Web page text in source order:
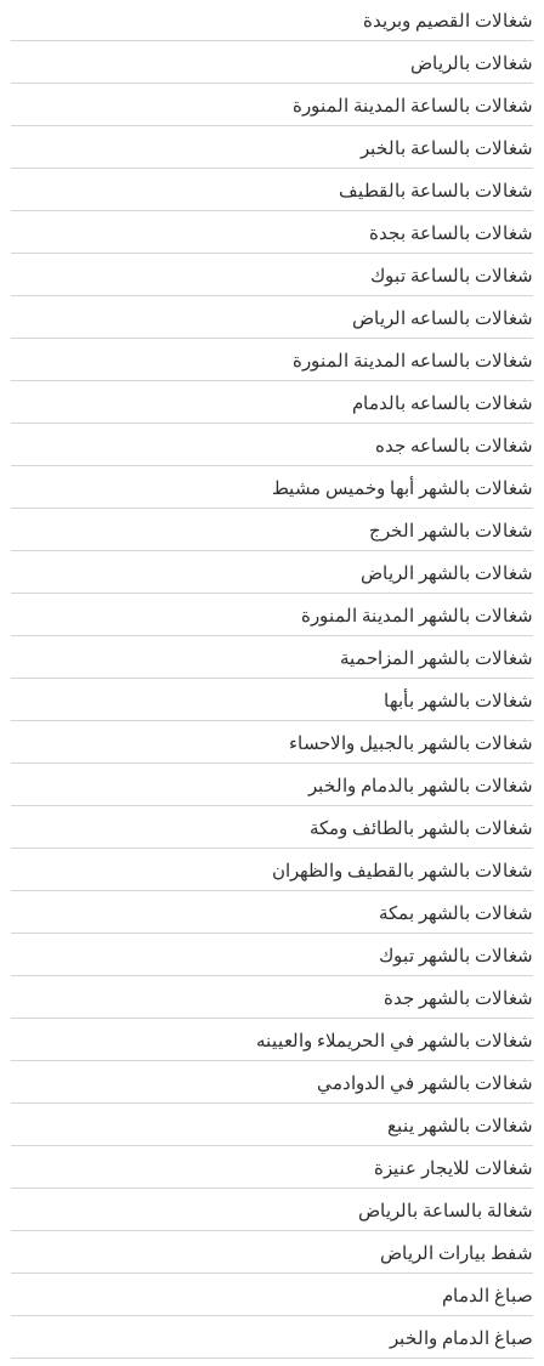
شغالات القصيم وبريدة
شغالات بالرياض
شغالات بالساعة المدينة المنورة
شغالات بالساعة بالخبر
شغالات بالساعة بالقطيف
شغالات بالساعة بجدة
شغالات بالساعة تبوك
شغالات بالساعه الرياض
شغالات بالساعه المدينة المنورة
شغالات بالساعه بالدمام
شغالات بالساعه جده
شغالات بالشهر أبها وخميس مشيط
شغالات بالشهر الخرج
شغالات بالشهر الرياض
شغالات بالشهر المدينة المنورة
شغالات بالشهر المزاحمية
شغالات بالشهر بأبها
شغالات بالشهر بالجبيل والاحساء
شغالات بالشهر بالدمام والخبر
شغالات بالشهر بالطائف ومكة
شغالات بالشهر بالقطيف والظهران
شغالات بالشهر بمكة
شغالات بالشهر تبوك
شغالات بالشهر جدة
شغالات بالشهر في الحريملاء والعيينه
شغالات بالشهر في الدوادمي
شغالات بالشهر ينبع
شغالات للايجار عنيزة
شغالة بالساعة بالرياض
شفط بيارات الرياض
صباغ الدمام
صباغ الدمام والخبر